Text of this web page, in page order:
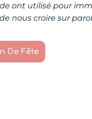
ont utilisé pour
nous croire sur
De Fête